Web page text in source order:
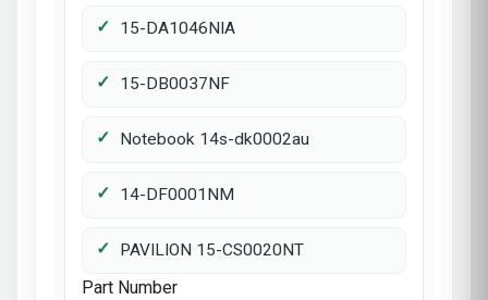
15-DA1046NIA
15-DB0037NF
Notebook 14s-dk0002au
14-DF0001NM
PAVILION 15-CS0020NT
Part Number